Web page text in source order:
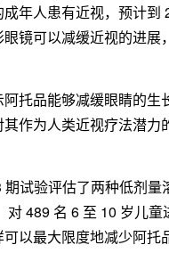
年人患有近视，预计
镜可以减缓近视的进
托品能够减缓眼睛的
作为人类近视疗法潜
试验评估了两种低剂
对 489 名 6 至 10 岁儿
以最大限度地减少阿托